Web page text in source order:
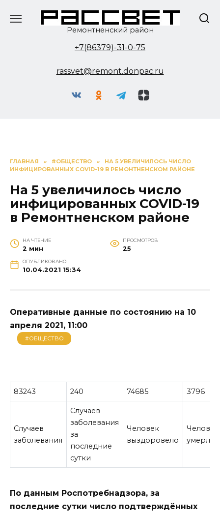
Ремонтненский район
+7(86379)-31-0-75
rassvet@remont.donpac.ru
ГЛАВНАЯ » #ОБЩЕСТВО »
НА 5 УВЕЛИЧИЛОСЬ ЧИСЛО
ИНФИЦИРОВАННЫХ COVID-19 В РЕМОНТНЕНСКОМ РАЙОНЕ
На 5 увеличилось число
инфицированных COVID-19
в Ремонтненском районе
НА ЧТЕНИЕ
2 мин
ПРОСМОТРОВ
25
ОПУБЛИКОВАНО
10.04.2021 15:34
Оперативные данные по состоянию на 10
апреля 2021, 11:00
#ОБЩЕСТВО
83243 240 74685 3796
Случаев
заболевания
Случаев
заболевания
за
последние
сутки
Человек
выздоровело
Человек
умерло
По данным Роспотребнадзора, за
последние сутки число подтверждённых